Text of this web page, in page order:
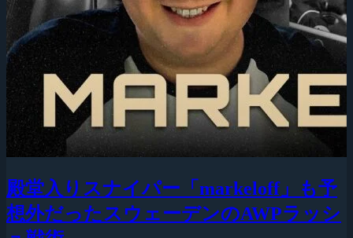
殿堂入りスナイパー「markeloff」も予
想外だったスウェーデンのAWPラッシ